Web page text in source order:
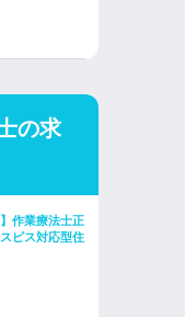
の求
作業療法士正
ピス対応型住